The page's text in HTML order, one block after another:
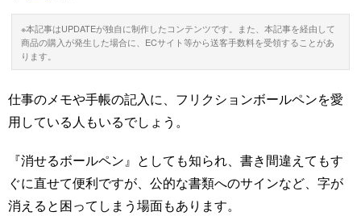
※本記事はUPDATEが独自に制作したコンテンツです。また、本記事を経由して
商品の購入が発生した場合に、ECサイト等から送客手数料を受領することがあ
ります。
仕事のメモや手帳の記入に、フリクションボールペンを愛
用している人もいるでしょう。
『消せるボールペン』としても知られ、書き間違えてもす
ぐに直せて便利ですが、公的な書類へのサインなど、字が
消えると困ってしまう場面もあります。